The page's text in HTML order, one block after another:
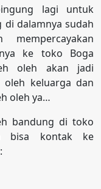
lagi untuk
dalamnya sudah
ke toko Boga
oleh akan jadi
keluarga dan
oleh ya…
bandung di toko
bisa kontak ke